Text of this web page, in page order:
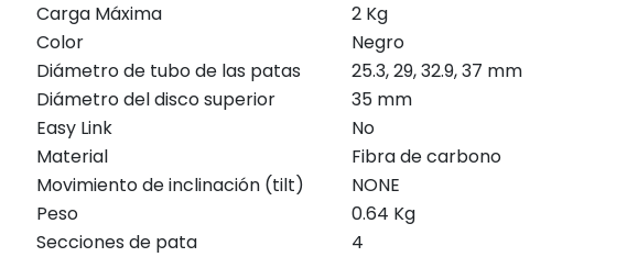
Carga Máxima
2 Kg
Color
Negro
Diámetro de tubo de las patas
25.3, 29, 32.9, 37 mm
Diámetro del disco superior
35 mm
Easy Link
No
Material
Fibra de carbono
Movimiento de inclinación (tilt)
NONE
Peso
0.64 Kg
Secciones de pata
4